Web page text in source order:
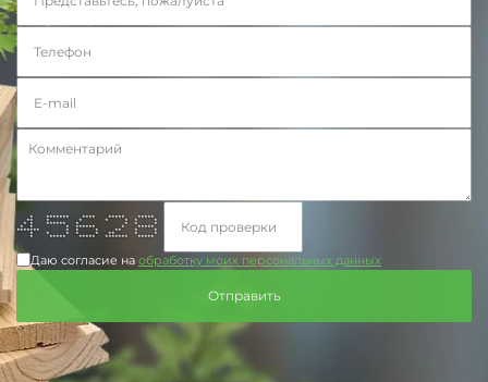
* ******* **** ***** *****
** * * * * * *
* * ****** * * * *
* * * ****** * *****
******* * * * ** * *
* * * * * ** * *
* ***** ***** ******* *****
Даю согласие на обработку моих персональных данных